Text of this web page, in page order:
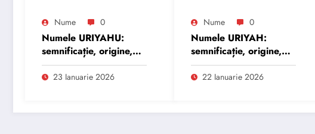
Nume 0
Numele URIYAHU:
semnificație, origine,
trăsături și
personalitate
23 Ianuarie 2026
Nume 0
Numele URIYAH:
semnificație, origine,
trăsături și
personalitate
22 Ianuarie 2026